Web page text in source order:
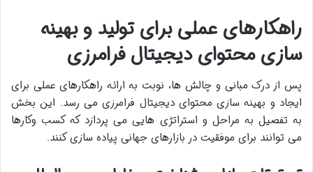
راهکارهای عملی برای تولید و بهینه
سازی محتوای دیجیتال فرامرزی
پس از درک مبانی و چالش ها، نوبت به ارائه راهکارهای عملی برای
ایجاد و بهینه سازی محتوای دیجیتال فرامرزی می رسد. این بخش
به تفصیل به مراحل و استراتژی هایی می پردازد که کسب وکارها
می توانند برای موفقیت در بازارهای جهانی پیاده سازی کنند.